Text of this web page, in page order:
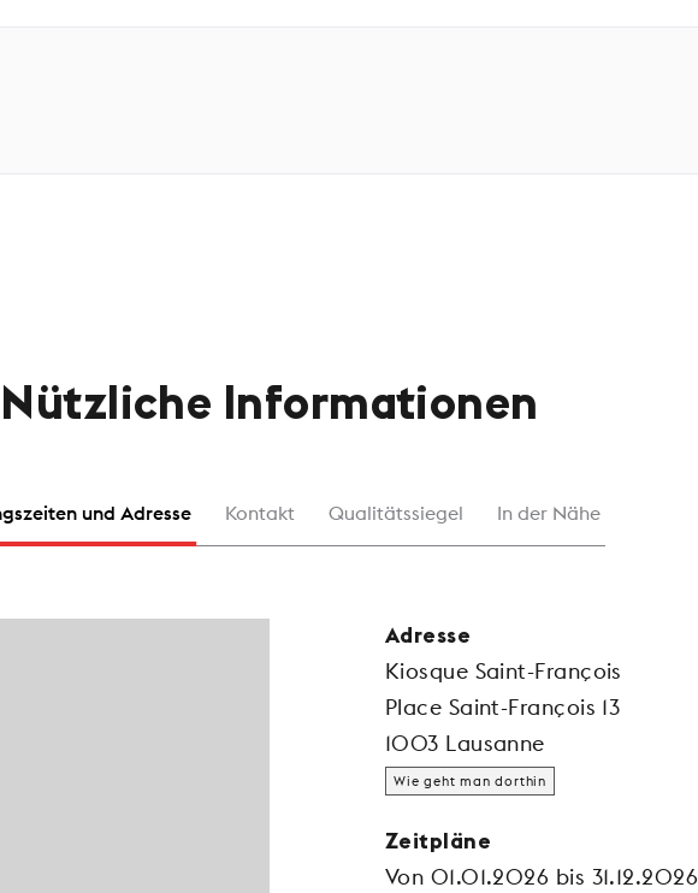
Nützliche Informationen
und Adresse Kontakt Qualitätssiegel In der Nähe
Adresse
Kiosque Saint-François
Place Saint-François 13
1003 Lausanne
Wie geht man dorthin
Zeitpläne
Von 01.01.2026 bis 31.12.2026